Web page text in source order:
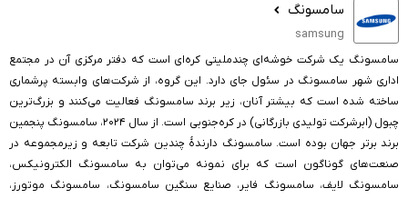
سامسونگ
samsung
سامسونگ یک شرکت خوشه‌ای چندملیتی کره‌ای است که دفتر مرکزی آن در مجتمع
اداری شهر سامسونگ در سئول جای دارد. این گروه، از شرکت‌های وابسته پرشماری
ساخته شده است که بیشتر آنان، زیر برند سامسونگ فعالیت می‌کنند و بزرگ‌ترین
چبول (ابرشرکت تولیدی بازرگانی) در کره‌جنوبی است. از سال ۲۰۲۴، سامسونگ پنجمین
برند برتر جهان بوده است. سامسونگ دارندهٔ چندین شرکت تابعه و زیرمجموعه در
صنعت‌های گوناگون است که برای نمونه می‌توان به سامسونگ الکترونیکس،
سامسونگ لایف، سامسونگ فایر، صنایع سنگین سامسونگ، سامسونگ موتورز،